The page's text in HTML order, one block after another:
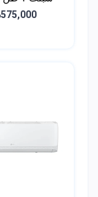
575,000د.ع